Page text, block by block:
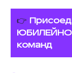
👉
команд